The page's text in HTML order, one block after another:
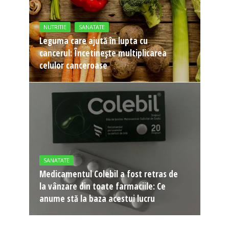
NUTRITIE SANATATE
Leguma care ajută în lupta cu
cancerul: Încetinește multiplicarea
celulor canceroase
SANATATE
Medicamentul Colebil a fost retras de
la vânzare din toate farmaciile: Ce
anume stă la baza acestui lucru